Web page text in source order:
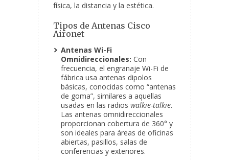
física, la distancia y la estética.
Tipos de Antenas Cisco
Aironet
Antenas Wi-Fi
Omnidireccionales: Con
frecuencia, el engranaje Wi-Fi de
fábrica usa antenas dipolos
básicas, conocidas como “antenas
de goma”, similares a aquellas
usadas en las radios walkie-talkie.
Las antenas omnidireccionales
proporcionan cobertura de 360° y
son ideales para áreas de oficinas
abiertas, pasillos, salas de
conferencias y exteriores.